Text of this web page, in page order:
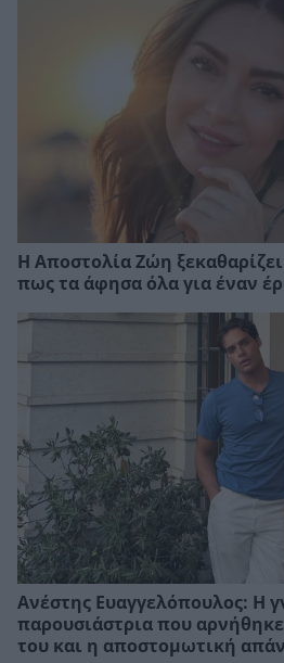
Η Αποστολία Ζώη
πως τα άφησα όλα για έναν
Ανέστης Ευαγγελόπουλος: Η
παρουσιάστρια που
του και η αποστομωτική